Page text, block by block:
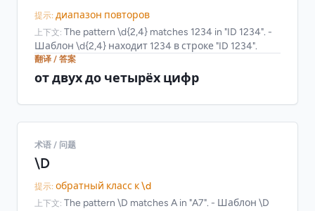
提示: диапазон повторов
上下文: The pattern \d{2,4} matches 1234 in "ID 1234". -
Шаблон \d{2,4} находит 1234 в строке "ID 1234".
翻译 / 答案
от двух до четырёх цифр
术语 / 问题
\D
提示: обратный класс к \d
上下文: The pattern \D matches A in "A7". - Шаблон \D